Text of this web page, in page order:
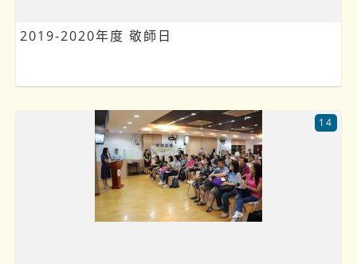
2019-2020年度 敬師日
14